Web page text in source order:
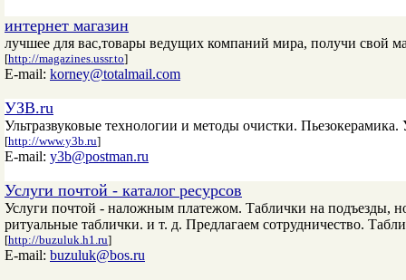
интернет магазин
лучшее для вас,товары ведущих компаний мира, получи свой
[http://magazines.ussr.to]
E-mail: korney@totalmail.com
УЗВ.ru
Ультразвуковые технологии и методы очистки.
[http://www.y3b.ru]
E-mail: y3b@postman.ru
Услуги почтой - каталог ресурсов
Услуги почтой - наложным платежом. Таблички на подъезды,
ритуальные таблички. и т. д. Предлагаем сотрудничество.
[http://buzuluk.h1.ru]
E-mail: buzuluk@bos.ru